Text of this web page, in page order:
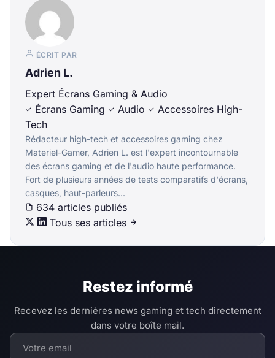
ÉCRIT PAR
Adrien L.
Expert Écrans Gaming & Audio
Écrans Gaming
Audio
Accessoires High-
Tech
Rédacteur high-tech et accessoires gaming chez
Materiel-Gamer, Adrien L. est l'expert incontournable
des écrans gaming et de l'audio haute performance.
Fort de plusieurs années de tests comparatifs d'écrans,
casques, haut-parleurs...
634 articles publiés
Tous ses articles
Restez informé
Recevez les dernières news gaming et tech directement
dans votre boîte mail.